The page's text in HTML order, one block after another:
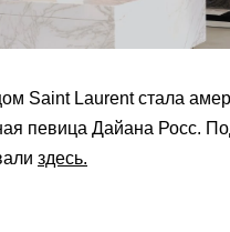
Saint Laurent стала
певица Дайана Росс.
здесь.